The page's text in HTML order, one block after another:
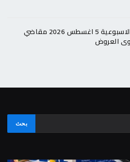
عروض بنده الاسبوعية 5 اغسطس 2026 مقاضي
العروض